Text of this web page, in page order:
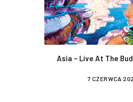
Asia – Live At The
7 CZERWCA